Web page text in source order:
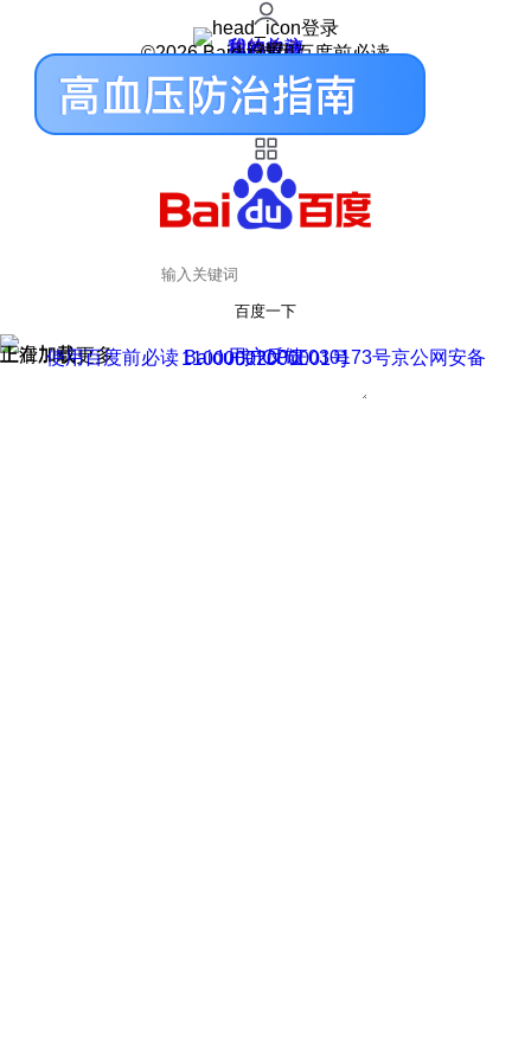
登录
我的关注
我的收藏
皮肤中心
用户反馈
设置
©2026 Baidu 使用百度前必读
百度一下
正在加载
上滑加载更多 用户反馈
使用百度前必读 Baidu 京ICP证030173号
京公网安备11000002000001号